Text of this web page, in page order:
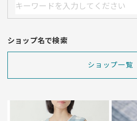
ショップ名で検索
ショップ一覧